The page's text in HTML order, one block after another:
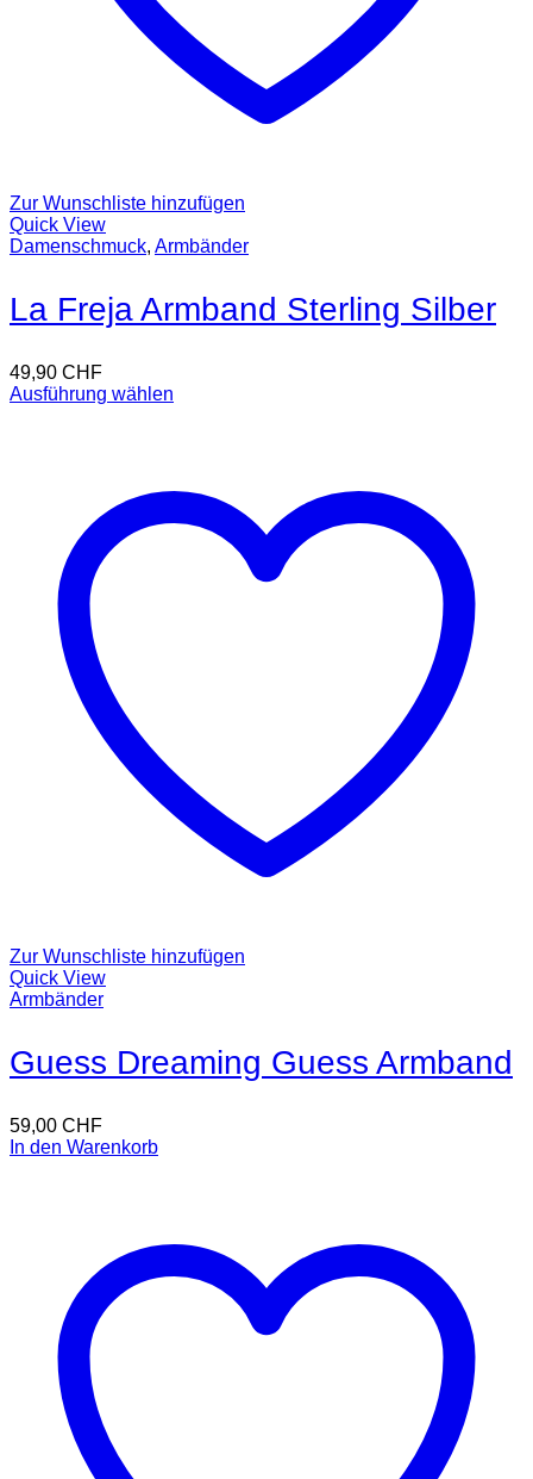
Zur Wunschliste hinzufügen
Quick View
Damenschmuck, Armbänder
La Freja Armband Sterling Silber
49,90 CHF
Ausführung wählen
Zur Wunschliste hinzufügen
Quick View
Armbänder
Guess Dreaming Guess Armband
59,00 CHF
In den Warenkorb